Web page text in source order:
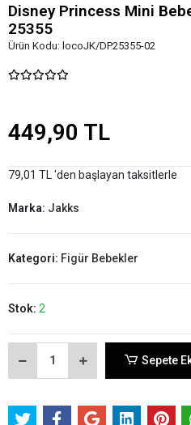
Disney Princess Mini
25355
Ürün Kodu: locoJK/DP25355-02
449,90 TL
79,01 TL 'den başlayan taksitlerle
Marka: Jakks
Kategori: Figür Bebekler
Stok: 2
Sepete